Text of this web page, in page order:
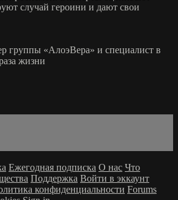
случай героини и дают свои
группы «АлоэВера» и специалист в
жизни
Ежегодная подписка О нас Что
Поддержка Войти в эккаунт
конфиденциальности Forums